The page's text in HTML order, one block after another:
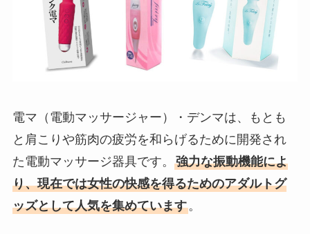
電マ（電動マッサージャー）・デンマは、もとも
と肩こりや筋肉の疲労を和らげるために開発され
た電動マッサージ器具です。 強力な振動機能によ
り、現在では女性の快感を得るためのアダルトグ
ッズとして人気を集めています。